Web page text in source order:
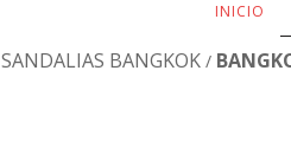
INICIO
SANDALIAS BANGKOK /